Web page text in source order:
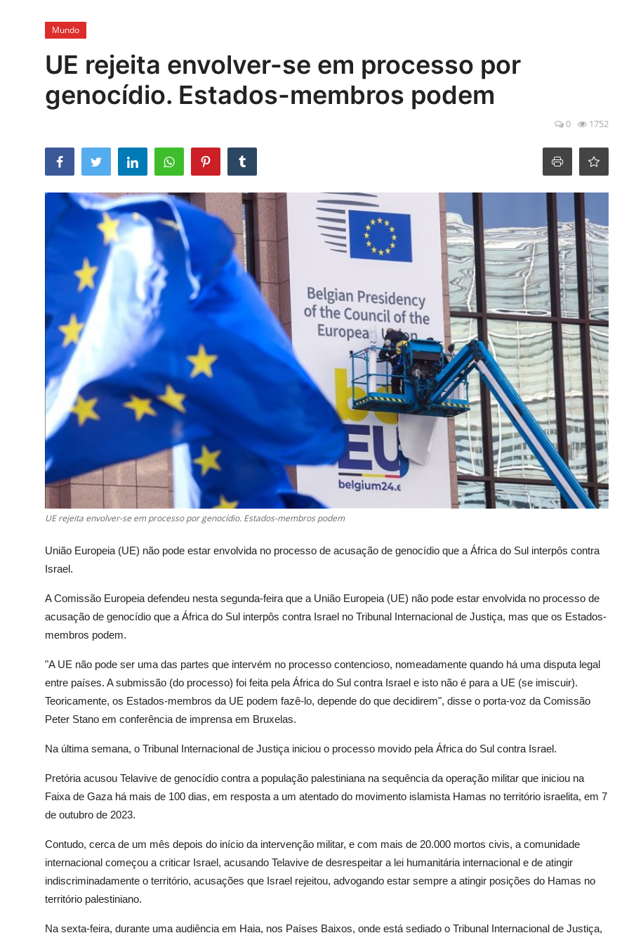
Esporte
Tecnologia e Games
Mundo
UE rejeita envolver-se em processo por
genocídio. Estados-membros podem
0 1752
UE rejeita envolver-se em processo por genocídio. Estados-membros podem
União Europeia (UE) não pode estar envolvida no processo de acusação de genocídio que a África do Sul interpôs contra
Israel.
A Comissão Europeia defendeu nesta segunda-feira que a União Europeia (UE) não pode estar envolvida no processo de
acusação de genocídio que a África do Sul interpôs contra Israel no Tribunal Internacional de Justiça, mas que os Estados-
membros podem.
"A UE não pode ser uma das partes que intervém no processo contencioso, nomeadamente quando há uma disputa legal
entre países. A submissão (do processo) foi feita pela África do Sul contra Israel e isto não é para a UE (se imiscuir).
Teoricamente, os Estados-membros da UE podem fazê-lo, depende do que decidirem", disse o porta-voz da Comissão
Peter Stano em conferência de imprensa em Bruxelas.
Na última semana, o Tribunal Internacional de Justiça iniciou o processo movido pela África do Sul contra Israel.
Pretória acusou Telavive de genocídio contra a população palestiniana na sequência da operação militar que iniciou na
Faixa de Gaza há mais de 100 dias, em resposta a um atentado do movimento islamista Hamas no território israelita, em 7
de outubro de 2023.
Contudo, cerca de um mês depois do início da intervenção militar, e com mais de 20.000 mortos civis, a comunidade
internacional começou a criticar Israel, acusando Telavive de desrespeitar a lei humanitária internacional e de atingir
indiscriminadamente o território, acusações que Israel rejeitou, advogando estar sempre a atingir posições do Hamas no
território palestiniano.
Na sexta-feira, durante uma audiência em Haia, nos Países Baixos, onde está sediado o Tribunal Internacional de Justiça,